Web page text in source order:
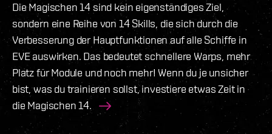
Die Magischen 14 sind kein eigenständiges Ziel,
sondern eine Reihe von 14 Skills, die sich durch die
Verbesserung der Hauptfunktionen auf alle Schiffe in
EVE auswirken. Das bedeutet schnellere Warps, mehr
Platz für Module und noch mehr! Wenn du je unsicher
bist, was du trainieren sollst, investiere etwas Zeit in
die Magischen 14.